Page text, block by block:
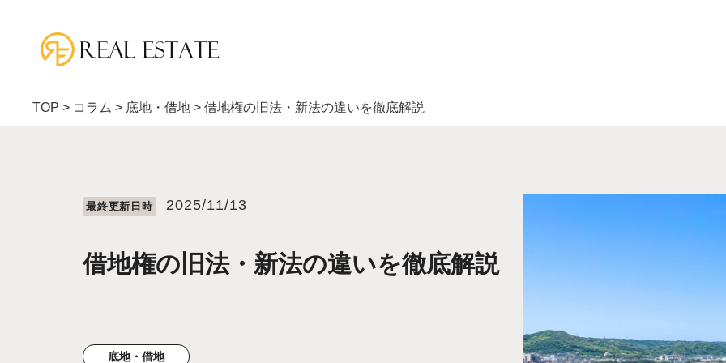
TOP > コラム > 底地・借地 > 借地権の旧法・新法の違いを徹底解説
最終更新⽇時 2025/11/13
借地権の旧法・新法の違いを徹底解説
底地・借地